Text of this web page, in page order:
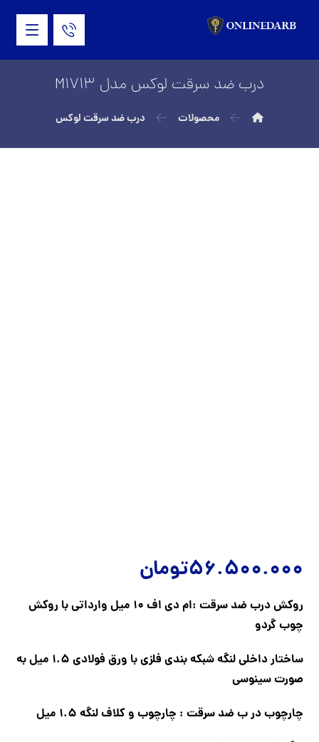
درب ضد سرقت لوکس مدل M1713
محصولات درب ضد سرقت لوکس
56.500.000تومان
روکش درب ضد سرقت :ام دی اف 10 میل وارداتی با روکش
چوب گردو
ساختار داخلی لنگه شبکه بندی فلزی با ورق فولادی 1.5 میل به
صورت سینوسی
چارچوب در ب ضد سرقت : چارچوب و کلاف لنگه 1.5 میل